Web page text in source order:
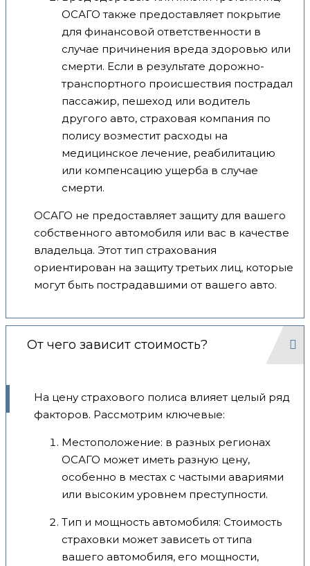
ОСАГО также предоставляет покрытие
для финансовой ответственности в
случае причинения вреда здоровью или
смерти. Если в результате дорожно-
транспортного происшествия пострадал
пассажир, пешеход или водитель
другого авто, страховая компания по
полису возместит расходы на
медицинское лечение, реабилитацию
или компенсацию ущерба в случае
смерти.
ОСАГО не предоставляет защиту для вашего
собственного автомобиля или вас в качестве
владельца. Этот тип страхования
ориентирован на защиту третьих лиц, которые
могут быть пострадавшими от вашего авто.
От чего зависит стоимость?
На цену страхового полиса влияет целый ряд
факторов. Рассмотрим ключевые:
Местоположение: в разных регионах
ОСАГО может иметь разную цену,
особенно в местах с частыми авариями
или высоким уровнем преступности.
Тип и мощность автомобиля: Стоимость
страховки может зависеть от типа
вашего автомобиля, его мощности,